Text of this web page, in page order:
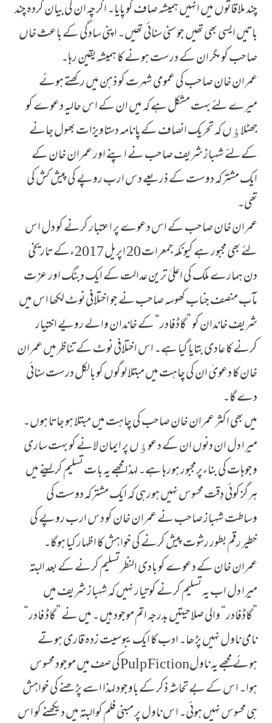
چند ملاقاتوں میں انہیں ہمیشہ صاف گو پایا۔ اگرچہ ان کی بیان کردہ چند
باتیں ایسی بھی تھیں جو سنی سنائی تھیں۔ اپنی سادگی کے باعث خاں
صاحب کو مگر ان کے درست ہونے کا ہمیشہ یقین رہا۔
عمران خان صاحب کی عمومی شہرت کو ذہن میں رکھتے ہوئے
میرے لئے بہت مشکل ہے کہ میں ان کے اس حالیہ دعوے کو
جھٹلاﺅں کہ تحریک انصاف کے پانامہ دستاویزات بھول جانے
کےلئے شہباز شریف صاحب نے اپنے اور عمران خان کے
ایک مشترکہ دوست کے ذریعے دس ارب روپے کی پیش کش کی
تھی۔
عمران خان صاحب کے اس دعوے پر اعتبار کرنے کو دل اس
لئے بھی مجبور ہے کیونکہ جمعرات 20 اپریل 2017ءکے تاریخی
دن ہمارے ملک کی اعلیٰ ترین عدالت کے ایک دبنگ اور عزت
مآب منصف جناب کھوسہ صاحب نے جو اختلافی نوٹ لکھا اس میں
شریف خاندان کو ”گاڈفادر“ کے خاندان والے رویے اختیار
کرنے کا عادی بتایا گیا ہے۔ اس اختلافی نوٹ کے تناظر میں عمران
خان کا دعویٰ ان کی چاہت میں مبتلا لوگوں کو بالکل درست سنائی
دے گا۔
میں بھی اکثر عمران خان صاحب کی چاہت میں مبتلا ہو جاتا ہوں۔
میرا دل ان دنوں ان کے دعوﺅں پر ایمان لانے کو بہت ساری
وجوہات کی بناءپرمجبور ہورہا ہے۔ لہذا مجھے یہ بات تسلیم کرلینے میں
ہرگز کوئی دِقت محسوس نہیں ہورہی کہ ایک مشترکہ دوست کی
وساطت شہباز صاحب نے عمران خان کو دس ارب روپے کی
خطیر رقم بطور رشوت پیش کرنے کی خواہش کا اظہار کیا ہوگا۔
عمران خان کے دعوے کو بادی النظر تسلیم کرنے کے بعد البتہ
میرا دل اب یہ تسلیم کرنے کو تیار نہیں کہ شہباز شریف میں
”گاڈفادر“ والی صلاحیتیں بدرجہ اتم موجود ہیں ۔ میں نے ”گاڈ فادر“
نامی ناول نہیں پڑھا۔ ادب کا ایک یبوسیت زدہ قاری ہوتے
ہوئے مجھے یہ ناولPulp Fictionکی صف میں موجود محسوس
ہوا۔ اس کے بے تحاشہ ذکر کے باوجود لہذا اسے پڑھنے کی خواہش
ہی محسوس نہیں ہوئی۔ اس ناول پر مبنی فلم کوالبتہ میں دیکھنے کو اس